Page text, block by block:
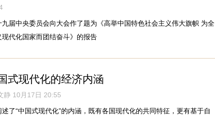
九届中央委员会向大会作了题为《高举中国特色社会主义伟大旗帜 为全
代化国家而团结奋斗》的报告
式现代化的经济内涵
静 10月17日 20:55
了“中国式现代化”的内涵，既有各国现代化的共同特征，更有基于自